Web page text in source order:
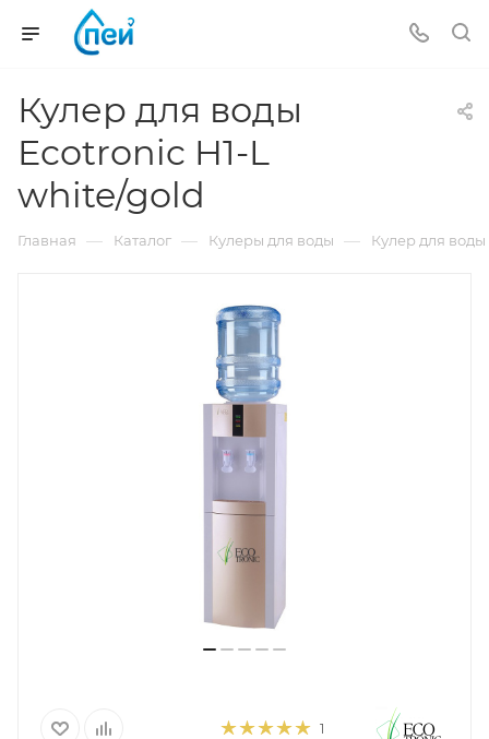
Кулер для воды
Ecotronic H1-L
white/gold
Главная — Каталог — Кулеры для воды — Кулер для
1